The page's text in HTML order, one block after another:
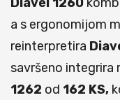
a s ergonomijom
reinterpretira
savršeno integrira
1262 od 162 KS,